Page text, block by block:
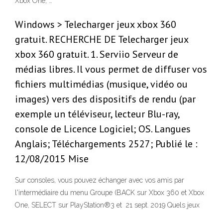
Windows > Telecharger jeux xbox 360
gratuit. RECHERCHE DE Telecharger jeux
xbox 360 gratuit. 1. Serviio Serveur de
médias libres. Il vous permet de diffuser vos
fichiers multimédias (musique, vidéo ou
images) vers des dispositifs de rendu (par
exemple un téléviseur, lecteur Blu-ray,
console de Licence Logiciel; OS. Langues
Anglais; Téléchargements 2527; Publié le :
12/08/2015 Mise
Sur consoles, vous pouvez échanger avec vos amis par
l'intermédiaire du menu Groupe (BACK sur Xbox 360 et Xbox
One, SELECT sur PlayStation®3 et 21 sept. 2019 Quels jeux